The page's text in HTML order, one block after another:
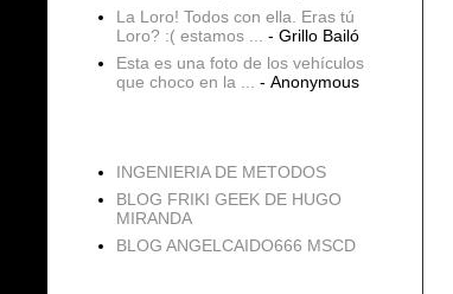
La Loro! Todos con ella. Eras tú
Loro? :( estamos ...
- Grillo Bailó
Esta es una foto de los vehículos
que choco en la ...
- Anonymous
INGENIERIA DE METODOS
BLOG FRIKI GEEK DE HUGO
MIRANDA
BLOG ANGELCAIDO666 MSCD